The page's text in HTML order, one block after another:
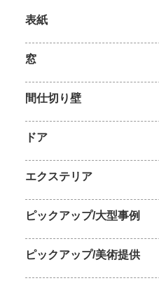
表紙
窓
間仕切り壁
ドア
エクステリア
ピックアップ/大型事例
ピックアップ/美術提供